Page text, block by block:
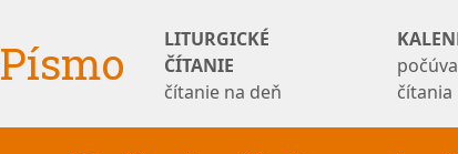
Písmo
LITURGICKÉ
ČÍTANIE
čítanie na deň
čítania